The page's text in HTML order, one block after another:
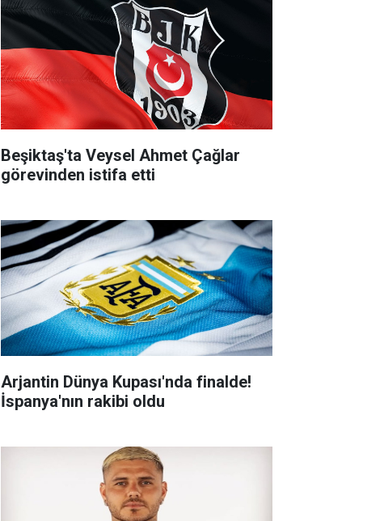
Beşiktaş'ta Veysel Ahmet Çağlar
görevinden istifa etti
Arjantin Dünya Kupası'nda finalde!
İspanya'nın rakibi oldu